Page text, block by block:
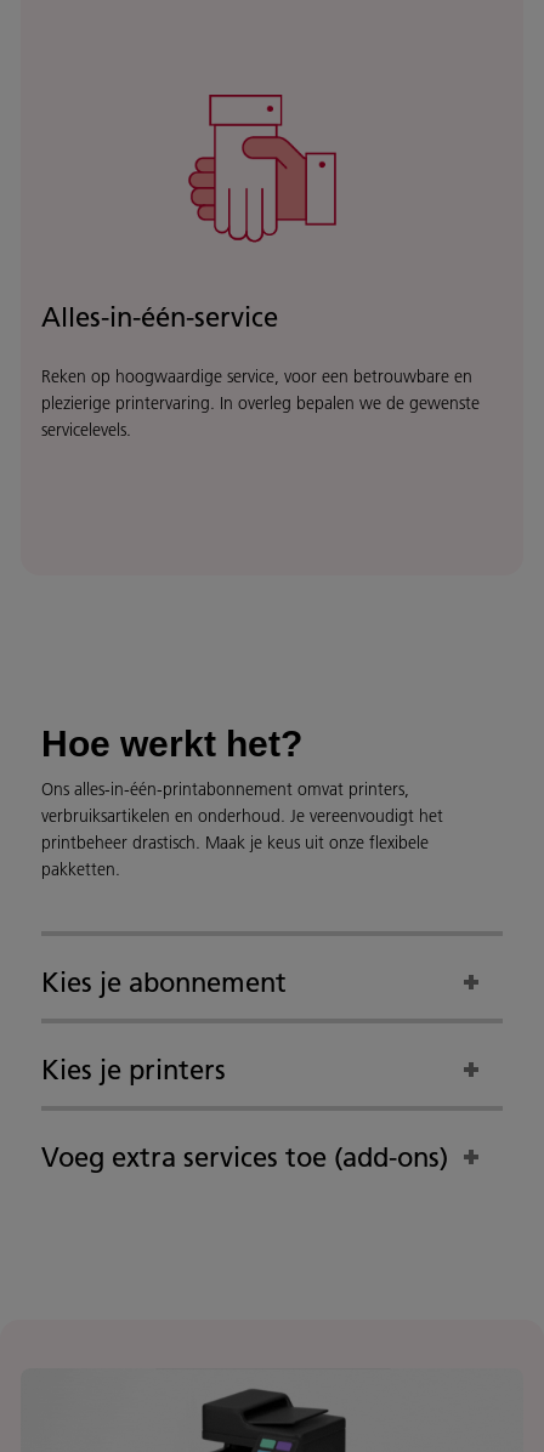
Alles-in-één-service
Reken op hoogwaardige service, voor een betrouwbare en
plezierige printervaring. In overleg bepalen we de gewenste
servicelevels.
Hoe werkt het?
Ons alles-in-één-printabonnement omvat printers,
verbruiksartikelen en onderhoud. Je vereenvoudigt het
printbeheer drastisch. Maak je keus uit onze flexibele
pakketten.
Kies je abonnement
Kies je printers
Voeg extra services toe (add-ons)